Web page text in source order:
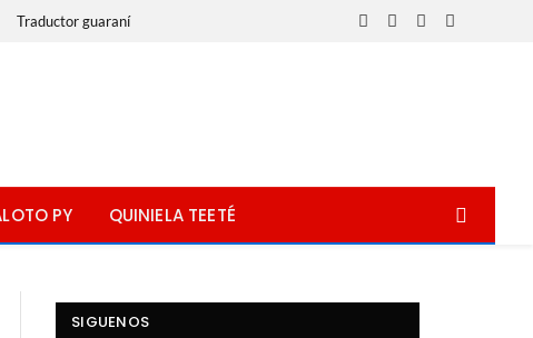
Traductor guaraní
Facebook
X
InstagramWhatsApp
PY QUINIELA TEETÉ
SIGUENOS